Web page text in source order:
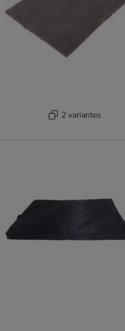
2 variantes